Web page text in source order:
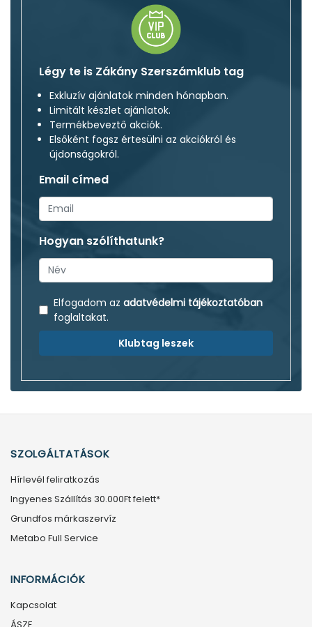
Légy te is Zákány Szerszámklub tag
Exkluzív ajánlatok minden hónapban.
Limitált készlet ajánlatok.
Termékbeveztő akciók.
Elsőként fogsz értesülni az akciókról és
újdonságokról.
Email címed
Hogyan szólíthatunk?
Elfogadom az adatvédelmi tájékoztatóban
foglaltakat.
Klubtag leszek
SZOLGÁLTATÁSOK
Hírlevél feliratkozás
Ingyenes Szállítás 30.000Ft felett*
Grundfos márkaszervíz
Metabo Full Service
INFORMÁCIÓK
Kapcsolat
ÁSZF